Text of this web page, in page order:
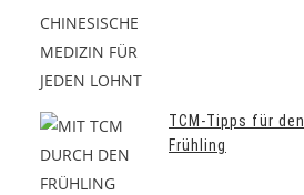
TCM-Tipps für den
Frühling